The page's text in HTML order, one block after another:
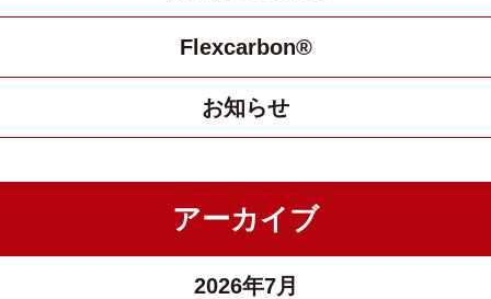
Flexcarbon®
お知らせ
アーカイブ
2026年7月